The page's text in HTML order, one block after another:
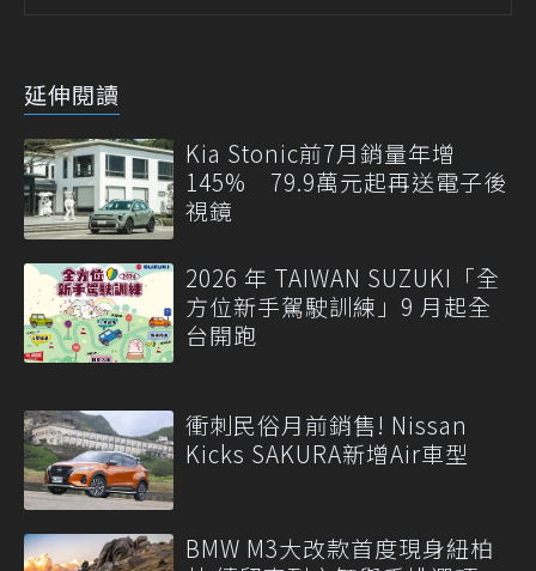
延伸閱讀
Kia Stonic前7月銷量年增
145% 79.9萬元起再送電子後
視鏡
2026 年 TAIWAN SUZUKI「全
方位新手駕駛訓練」9 月起全
台開跑
衝刺民俗月前銷售! Nissan
Kicks SAKURA新增Air車型
BMW M3大改款首度現身紐柏